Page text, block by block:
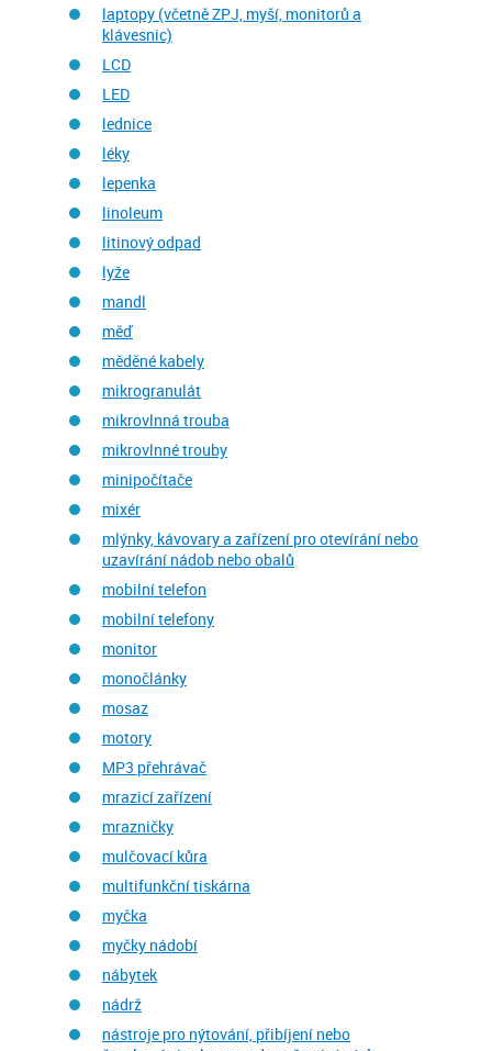
laptopy (včetně ZPJ, myší, monitorů a
klávesnic)
LCD
LED
lednice
léky
lepenka
linoleum
litinový odpad
lyže
mandl
měď
měděné kabely
mikrogranulát
mikrovlnná trouba
mikrovlnné trouby
minipočítače
mixér
mlýnky, kávovary a zařízení pro otevírání nebo
uzavírání nádob nebo obalů
mobilní telefon
mobilní telefony
monitor
monočlánky
mosaz
motory
MP3 přehrávač
mrazicí zařízení
mrazničky
mulčovací kůra
multifunkční tiskárna
myčka
myčky nádobí
nábytek
nádrž
nástroje pro nýtování, přibíjení nebo